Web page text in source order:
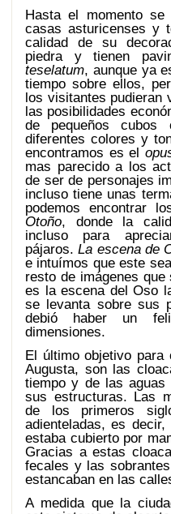
Hasta el momento se
casas asturicenses y
calidad de su
piedra y tienen
teselatum, aunque ya
tiempo sobre ellos,
los visitantes pudieran
las posibilidades
de pequeños cubos
diferentes colores y
encontramos es el
mas parecido a los
de ser de personajes
incluso tiene unas
podemos encontrar
Otoño, donde la
incluso para
pájaros.La escena de
e intuímos que este
resto de imágenes
es la escena del Oso
se levanta sobre sus
debió haber un
dimensiones.
El último objetivo para
Augusta, son las
tiempo y de las aguas
sus estructuras. Las
de los primeros
adienteladas, es
estaba cubierto por
Gracias a estas
fecales y las
estancaban en las
A medida que la